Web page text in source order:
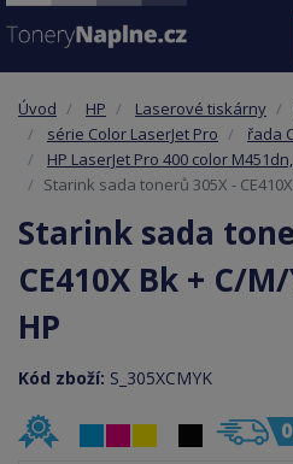
Úvod HP Laserové tiskárny
série Color LaserJet Pro
řada
HP LaserJet Pro 400 color
Starink sada tonerů 305X -
Starink sada
CE410X Bk + C/
HP
Kód zboží: S_305XCMYK